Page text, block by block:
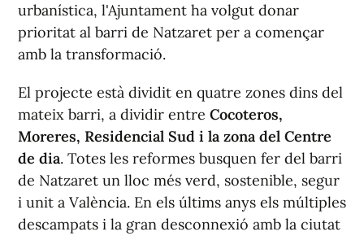
urbanística, l'Ajuntament ha volgut donar
prioritat al barri de Natzaret per a començar
amb la transformació.
El projecte està dividit en quatre zones dins del
mateix barri, a dividir entre Cocoteros,
Moreres, Residencial Sud i la zona del Centre
de dia. Totes les reformes busquen fer del barri
de Natzaret un lloc més verd, sostenible, segur
i unit a València. En els últims anys els múltiples
descampats i la gran desconnexió amb la ciutat